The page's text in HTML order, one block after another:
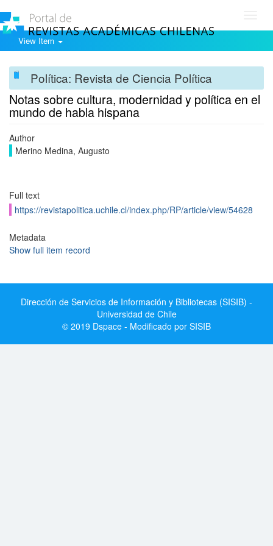
View Item
Política: Revista de Ciencia Política
Notas sobre cultura, modernidad y política en el
mundo de habla hispana
Author
Merino Medina, Augusto
Full text
https://revistapolitica.uchile.cl/index.php/RP/article/view/54628
Metadata
Show full item record
Dirección de Servicios de Información y Bibliotecas (SISIB) -
Universidad de Chile
© 2019 Dspace - Modificado por SISIB